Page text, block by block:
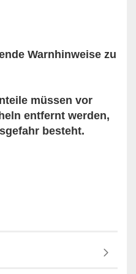
Warnhinweise zu
müssen vor
entfernt werden,
besteht.